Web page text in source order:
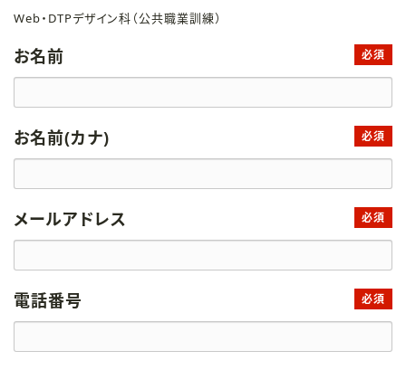
Web・DTPデザイン科（公共職業訓練）
お名前 必須
お名前(カナ) 必須
メールアドレス 必須
電話番号 必須